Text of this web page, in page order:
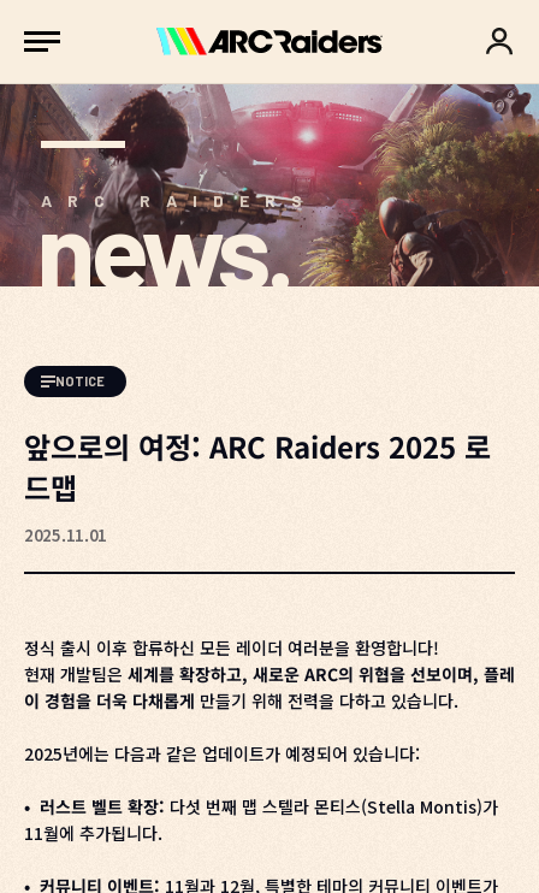
ARC RAIDERS
news.
NOTICE
앞으로의 여정: ARC Raiders 2025 로
드맵
2025.11.01
정식 출시 이후 합류하신 모든 레이더 여러분을 환영합니다!
현재 개발팀은 세계를 확장하고, 새로운 ARC의 위협을 선보이며, 플레
이 경험을 더욱 다채롭게 만들기 위해 전력을 다하고 있습니다.
2025년에는 다음과 같은 업데이트가 예정되어 있습니다:
• 러스트 벨트 확장: 다섯 번째 맵 스텔라 몬티스(Stella Montis)가
11월에 추가됩니다.
• 커뮤니티 이벤트: 11월과 12월, 특별한 테마의 커뮤니티 이벤트가